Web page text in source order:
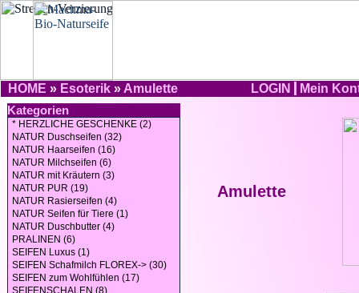
HOME » Esoterik » Amulette LOGIN
Mein
Kategorien
* HERZLICHE GESCHENKE (2)
NATUR Duschseifen (32)
NATUR Haarseifen (16)
NATUR Milchseifen (6)
NATUR mit Kräutern (3)
NATUR PUR (19)
NATUR Rasierseifen (4)
NATUR Seifen für Tiere (1)
NATUR Duschbutter (4)
PRALINEN (6)
SEIFEN Luxus (1)
SEIFEN Schafmilch FLOREX-> (30)
SEIFEN zum Wohlfühlen (17)
SEIFENSCHALEN (8)
Amulette